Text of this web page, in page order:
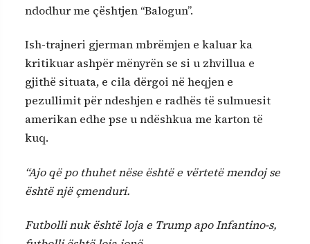
ndodhur me çështjen “Balogun”.
Ish-trajneri gjerman mbrëmjen e kaluar ka
kritikuar ashpër mënyrën se si u zhvillua e
gjithë situata, e cila dërgoi në heqjen e
pezullimit për ndeshjen e radhës të sulmuesit
amerikan edhe pse u ndëshkua me karton të
kuq.
“Ajo që po thuhet nëse është e vërtetë mendoj se
është një çmenduri.
Futbolli nuk është loja e Trump apo Infantino-s,